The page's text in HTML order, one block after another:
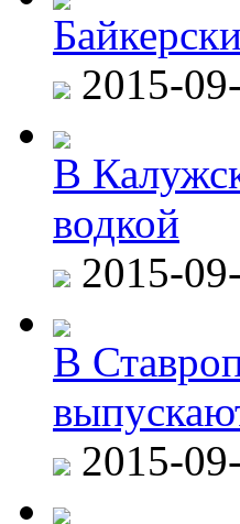
2015-
В
водкой
2015-
В
2015-